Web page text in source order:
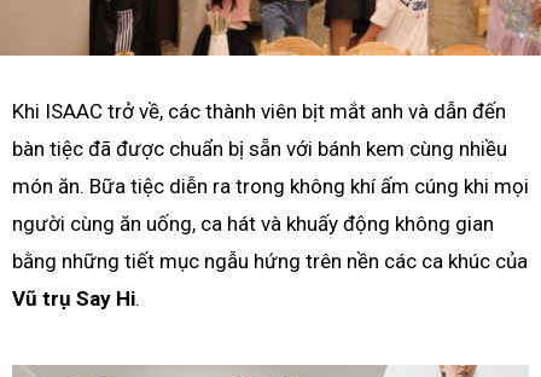
Khi ISAAC trở về, các thành viên bịt mắt anh và dẫn đến
bàn tiệc đã được chuẩn bị sẵn với bánh kem cùng nhiều
món ăn. Bữa tiệc diễn ra trong không khí ấm cúng khi mọi
người cùng ăn uống, ca hát và khuấy động không gian
bằng những tiết mục ngẫu hứng trên nền các ca khúc của
Vũ trụ Say Hi.